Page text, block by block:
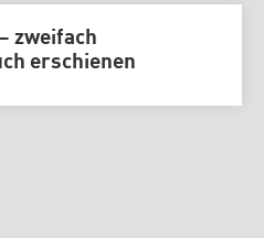
zweifach
erschienen